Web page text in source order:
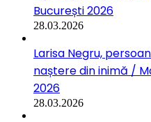
București 2026
28.03.2026
Larisa Negru,
naștere din inimă /
2026
28.03.2026